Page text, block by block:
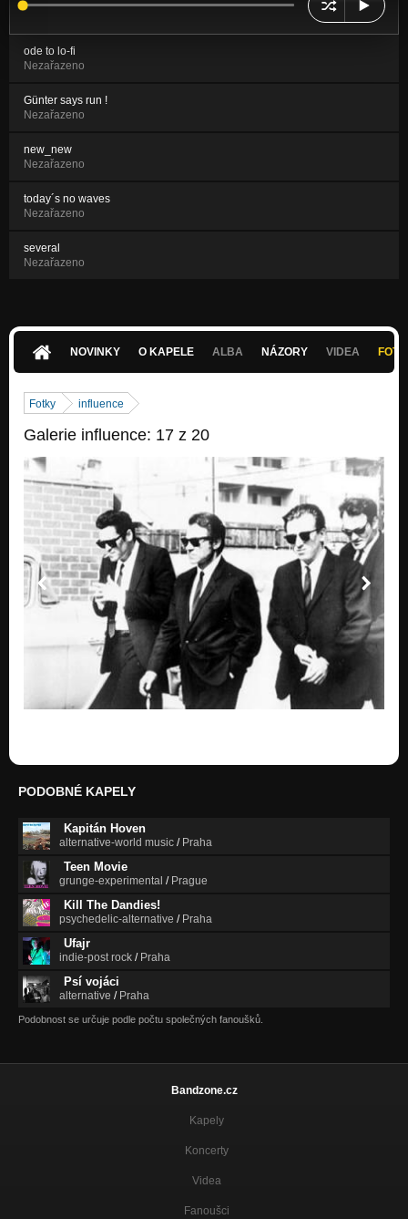
ode to lo-fi
Nezařazeno
Günter says run !
Nezařazeno
new_new
Nezařazeno
today´s no waves
Nezařazeno
several
Nezařazeno
NOVINKY O KAPELE ALBA NÁZORY VIDEA
Fotky influence
Galerie influence: 17 z 20
PODOBNÉ KAPELY
Kapitán Hoven
alternative-world music / Praha
Teen Movie
grunge-experimental / Prague
Kill The Dandies!
psychedelic-alternative / Praha
Ufajr
indie-post rock / Praha
Psí vojáci
alternative / Praha
Podobnost se určuje podle počtu společných fanoušků.
Bandzone.cz
Kapely
Koncerty
Videa
Fanoušci